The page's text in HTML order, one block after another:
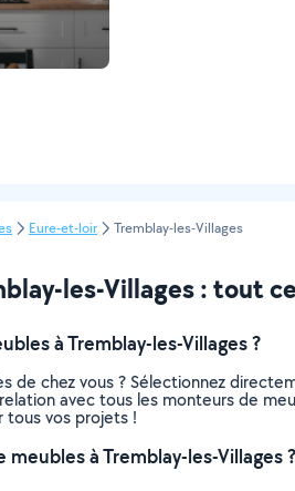
Eure-et-loir Tremblay-les-Villages
les-Villages : tout
à Tremblay-les-Villages ?
de chez vous ? Sélectionnez
avec tous les monteurs de
tous vos projets !
à Tremblay-les-Villages ?